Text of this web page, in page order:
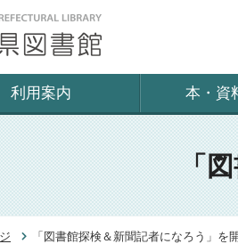
利用案内 本・資
「
「図書館探検＆新聞記者になろう」を